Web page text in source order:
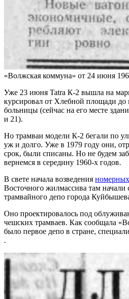
«Волжская коммуна» от 24 июня
Уже 23 июня Tatra К-2 вышла на
курсировал от Хлебной площади до
больницы (сейчас на его месте
и 21).
Но трамваи модели К-2 бегали по
уж и долго. Уже в 1979 году они,
срок, были списаны. Но не будем
вернемся в середину 1960-х годов.
В свете начала возведения
Восточного жилмассива там начали
трамвайного депо города
Оно проектировалось под
чешских трамваев. Как сообщала
было первое депо в стране,
.